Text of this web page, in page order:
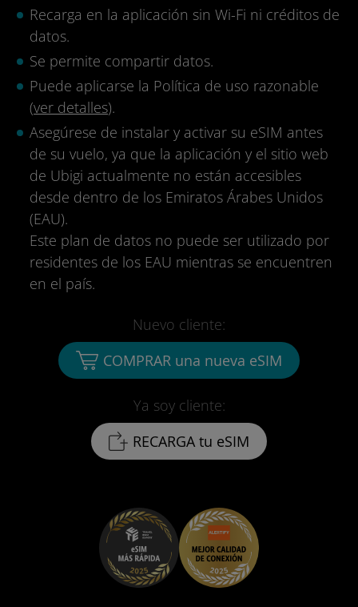
Recarga en la aplicación sin Wi-Fi ni créditos de
datos.
Se permite compartir datos.
Puede aplicarse la Política de uso razonable
(ver detalles).
Asegúrese de instalar y activar su eSIM antes
de su vuelo, ya que la aplicación y el sitio web
de Ubigi actualmente no están accesibles
desde dentro de los Emiratos Árabes Unidos
(EAU).
Este plan de datos no puede ser utilizado por
residentes de los EAU mientras se encuentren
en el país.
Ya soy cliente:
RECARGA tu eSIM
Nuevo cliente:
COMPRAR una nueva eSIM